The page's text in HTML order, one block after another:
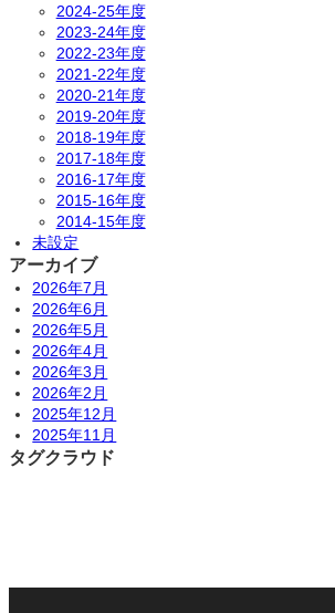
2024-25年度
2023-24年度
2022-23年度
2021-22年度
2020-21年度
2019-20年度
2018-19年度
2017-18年度
2016-17年度
2015-16年度
2014-15年度
未設定
アーカイブ
2026年7月
2026年6月
2026年5月
2026年4月
2026年3月
2026年2月
2025年12月
2025年11月
タグクラウド